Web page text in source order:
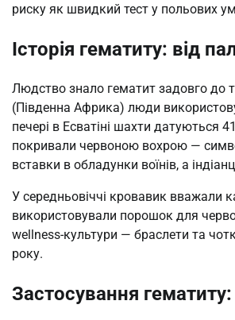
риску як швидкий тест у польових
Історія гематиту: від
Людство знало гематит задовго до
(Південна Африка) люди
печері в Есватіні шахти датуються
покривали червоною вохрою —
вставки в обладунки воїнів, а
У середньовіччі кровавик вважали
використовували порошок для
wellness-культури — браслети та
року.
Застосування